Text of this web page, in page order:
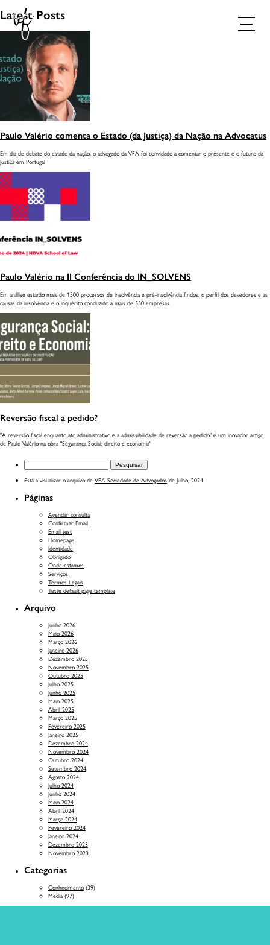
AGENDAR CONSULTA
INTELIGÊNCIA NATURAL
CONHECIMENTO
MEDIA
ONDE ESTAMOS
Latest Posts
Paulo Valério comenta o Estado (da Justiça) da Nação na Advocatus
Em dia de debate do estado da nação, o advogado da VFA foi convidado a comentar o presente e o futuro da
Justiça em Portugal
Paulo Valério na II Conferência do IN_SOLVENS
Em análise estarão mais de 1500 processos de insolvência e pré-insolvência findos, o perfil dos devedores e as
causas da insolvência e o inquérito conduzido a mais de 550 empresas
Reversão fiscal a pedido?
"A reversão fiscal enquanto ato administrativo e a admissibilidade de reversão a pedido" é um inovador artigo
de Paulo Valério na obra "Segurança Social: direito e economia"
por:
Está a visualizar o arquivo de VFA Sociedade de Advogados de Julho, 2024.
Páginas
Agendar consulta
Confirmar Email
Email test
Homepage
Identidade
Obrigado
Onde estamos
Serviços
Termos Legais
Teste default page template
Arquivo
Junho 2026
Maio 2026
Março 2026
Janeiro 2026
Dezembro 2025
Novembro 2025
Outubro 2025
Julho 2025
Junho 2025
Maio 2025
Abril 2025
Março 2025
Fevereiro 2025
Janeiro 2025
Dezembro 2024
Novembro 2024
Outubro 2024
Setembro 2024
Agosto 2024
Julho 2024
Junho 2024
Maio 2024
Abril 2024
Março 2024
Fevereiro 2024
Janeiro 2024
Dezembro 2023
Novembro 2023
Categorias
Conhecimento (39)
Media (97)